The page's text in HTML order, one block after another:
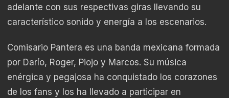
adelante con sus respectivas giras llevando su
característico sonido y energía a los escenarios.
Comisario Pantera es una banda mexicana formada
por Darío, Roger, Piojo y Marcos. Su música
enérgica y pegajosa ha conquistado los corazones
de los fans y los ha llevado a participar en